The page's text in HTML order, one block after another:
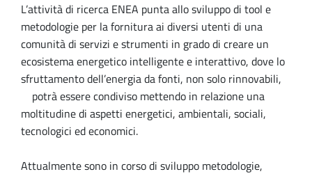
L’attività di ricerca ENEA punta allo sviluppo di tool e
metodologie per la fornitura ai diversi utenti di una
comunità di servizi e strumenti in grado di creare un
ecosistema energetico intelligente e interattivo, dove lo
sfruttamento dell’energia da fonti, non solo rinnovabili,
potrà essere condiviso mettendo in relazione una
moltitudine di aspetti energetici, ambientali, sociali,
tecnologici ed economici.
Attualmente sono in corso di sviluppo metodologie,